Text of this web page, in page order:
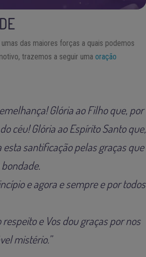
das maiores forças a quais podemos
trazemos a seguir umaoração
Glória ao Filho que, por
céu! Glória ao Espírito Santo que,
santificação pelas graças que
e agora e sempre e por todos
e Vos dou graças por nos
mistério.”